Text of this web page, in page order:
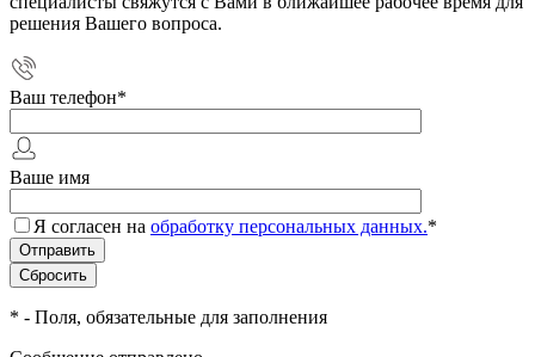
решения Вашего вопроса.
Ваш телефон*
Ваше имя
Я согласен на обработку персональных данных.*
* - Поля, обязательные для заполнения